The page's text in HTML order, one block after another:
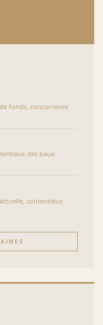
fonds, concurrence
des baux
contentieux